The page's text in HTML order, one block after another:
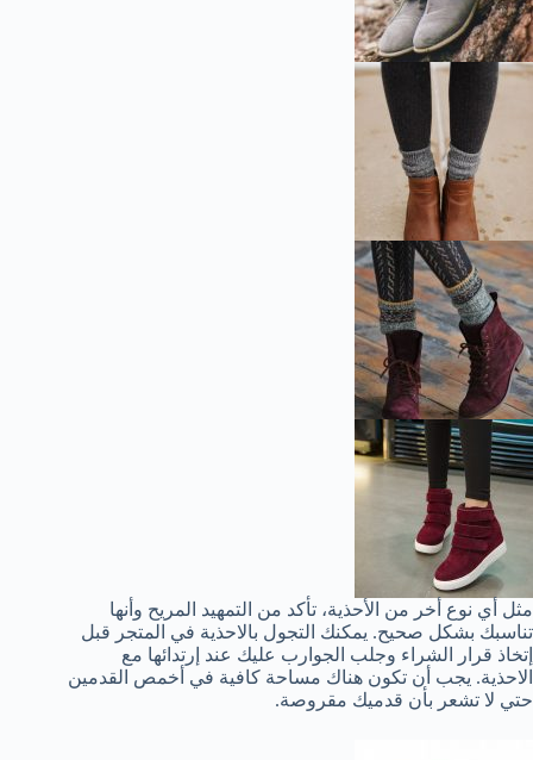
مثل أي نوع أخر من الأحذية، تأكد من التمهيد المريح وأنها
تناسبك بشكل صحيح. يمكنك التجول بالاحذية في المتجر قبل
إتخاذ قرار الشراء وجلب الجوارب عليك عند إرتدائها مع
الاحذية. يجب أن تكون هناك مساحة كافية في أخمص القدمين
حتي لا تشعر بأن قدميك مقروصة.